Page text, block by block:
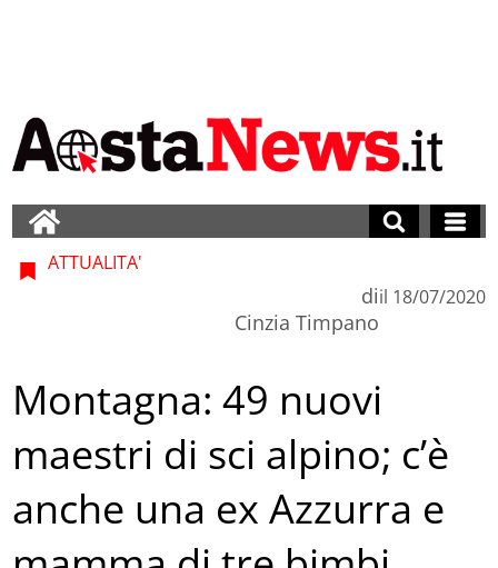
ATTUALITA'
di
Cinzia Timpano
il 18/07/2020
Montagna: 49 nuovi
maestri di sci alpino; c’è
anche una ex Azzurra e